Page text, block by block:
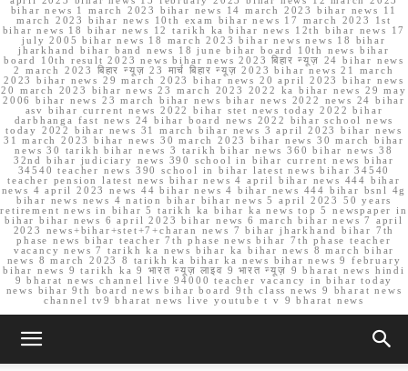
bihar news 1 march 2023 bihar news 14 march 2023 bihar news 11
march 2023 bihar news 10th exam bihar news 17 march 2023 1st
bihar news 18 bihar news 12 tarikh ka bihar news 12th bihar news 17
july 2005 bihar news 18 march 2023 bihar news news 18 bihar
jharkhand bihar band news 18 june bihar board 10th news bihar
board 10th result 2023 news bihar news 2023 बिहार न्यूज़ 24 bihar news
2 march 2023 बिहार न्यूज़ 23 मार्च बिहार न्यूज़ 2023 bihar news 21 march
2023 bihar news 29 march 2023 bihar news 20 april 2023 bihar news
20 march 2023 bihar news 23 march 2023 2022 ka bihar news 29 may
2006 bihar news 23 march bihar news bihar news 2022 news 24 bihar
asv bihar current news 2022 bihar stet news today 2022 bihar
darbhanga fast news 24 bihar board news 2022 bihar school news
today 2022 bihar news 31 march bihar news 3 april 2023 bihar news
31 march 2023 bihar news 30 march 2023 bihar news 30 march bihar
news 30 tarikh bihar news 3 tarikh bihar news 360 bihar news 38
32nd bihar judiciary news 390 school in bihar current news bihar
34540 teacher news 390 school in bihar latest news bihar 34540
teacher pension latest news bihar news 4 april bihar news 444 bihar
news 4 april 2023 news 44 bihar news 4 bihar news 444 bihar bsnl 4g
bihar news news 4 nation bihar bihar news 5 april 2023 50 years
retirement news in bihar 5 tarikh ka bihar ka news top 5 newspaper in
bihar bihar news 6 april 2023 bihar news 6 march bihar news 7 april
2023 news+bihar+stet+7+charan news 7 bihar jharkhand bihar 7th
phase news bihar teacher 7th phase news bihar 7th phase teacher
vacancy news 7 tarikh ka news bihar ka bihar news 8 march bihar
news 8 march 2023 8 tarikh ka bihar ka news bihar news 9 february
bihar news 9 tarikh ka 9 भारत न्यूज़ लाइव 9 भारत न्यूज़ 9 bharat news hindi
9 bharat news channel live 94000 teacher vacancy in bihar today
news bihar 9th board news bihar board 9th class news 9 bharat news
channel tv9 bharat news live youtube t v 9 bharat news